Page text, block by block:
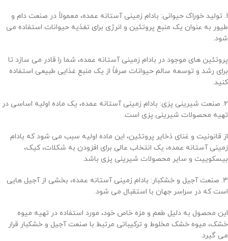
1. تولید خوراک حیوانی: بادام زمینی آستانه عمده، معمولاً در صنعت دام و
طیور به عنوان یک منبع پروتئین و انرژی برای تغذیه حیوانات استفاده می
شود.
پروتئین های موجود در بادام زمینی آستانه عمده، شما را قادر می سازد تا
برای رشد و توسعه سالم حیوانات صرفاً از یک منبع غذایی طبیعی استفاده
کنید.
2. صنعت شیرینی پزی: بادام زمینی آستانه عمده، یک ماده اولیه اساسی در
تهیه محصولات شیرینی پزی است.
از قانونیت و غنای ذخایر پروتئین، این ماده اولیه سبب می شود که بادام
زمینی آستانه عمده، یک انتخاب عالی برای افزودن به شکلات، کیک،
بیسکوییت و سایر محصولات شیرینی پزی باشد.
3. صنعت آجیل و خشکبار: بادام زمینی آستانه عمده، بخشی از آجیل هایی
است که در سراسر جهان با استقبال می شود.
این محصول به دلیل طعم و مزه خاص خود، مورد استفاده در تهیه میوه
خشک، میوه خشک مخلوط و ترکیباتی مرتبط با صنعت آجیل و خشکبار قرار
می گیرد.